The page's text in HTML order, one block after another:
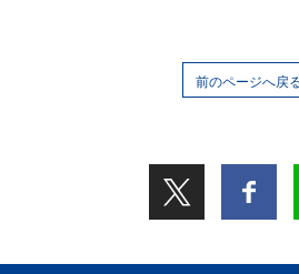
前のページへ戻